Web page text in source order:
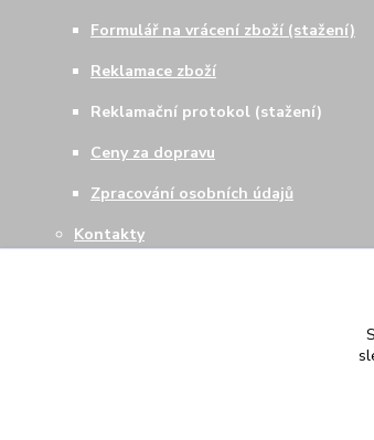
Formulář na vrácení zboží (stažení)
Reklamace zboží
Reklamační protokol (stažení)
Ceny za dopravu
Zpracování osobních údajů
Kontakty